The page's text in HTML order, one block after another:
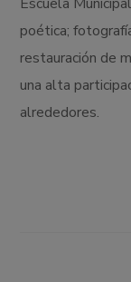
poética;
restauración de
una alta
alrededores.